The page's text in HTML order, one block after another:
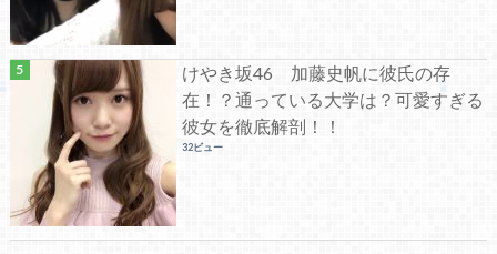
けやき坂46 加藤史帆に彼氏の存
在！？通っている大学は？可愛すぎる
彼女を徹底解剖！！
32ビュー